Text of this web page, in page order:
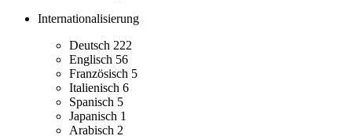
Internationalisierung
Deutsch 222
Englisch 56
Französisch 5
Italienisch 6
Spanisch 5
Japanisch 1
Arabisch 2